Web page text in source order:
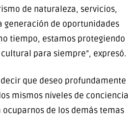
de naturaleza, servicios,
generación de oportunidades
tiempo, estamos protegiendo
para siempre”, expresó.
que deseo profundamente
mismos niveles de conciencia
ocuparnos de los demás temas